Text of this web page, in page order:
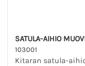
SATULA-AIHIO
103001
Kitaran satula-